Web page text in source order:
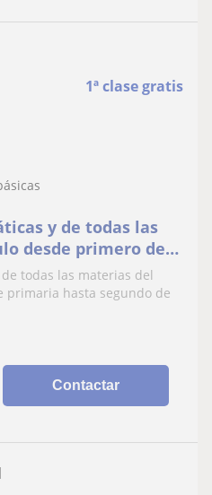
1ª clase gratis
y de todas las
desde primero de
de educación
todas las materias del
hasta segundo de
Contactar